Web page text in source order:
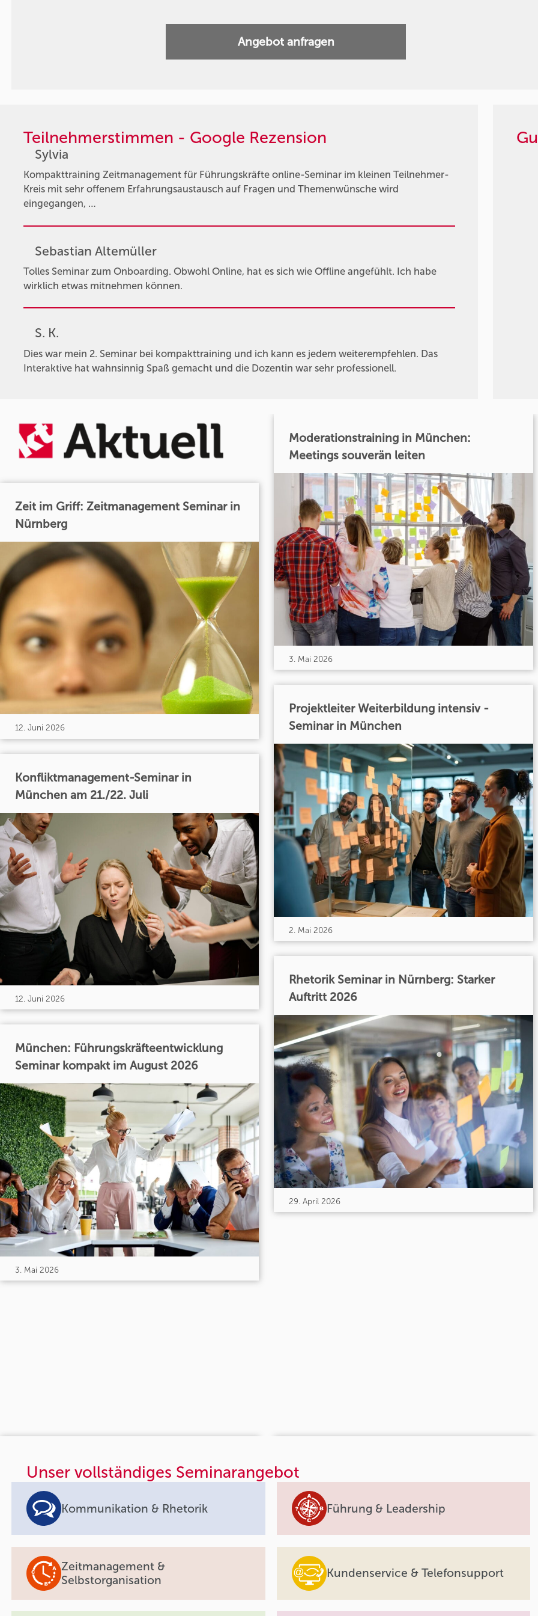
Angebot anfragen
Teilnehmerstimmen - Google Rezension
Sylvia
Kompakttraining Zeitmanagement für Führungskräfte online-Seminar im kleinen Teilnehmer-
Kreis mit sehr offenem Erfahrungsaustausch auf Fragen und Themenwünsche wird
eingegangen, …
Sebastian Altemüller
Tolles Seminar zum Onboarding. Obwohl Online, hat es sich wie Offline angefühlt. Ich habe
wirklich etwas mitnehmen können.
S. K.
Dies war mein 2. Seminar bei kompakttraining und ich kann es jedem weiterempfehlen. Das
Interaktive hat wahnsinnig Spaß gemacht und die Dozentin war sehr professionell.
Zeit im Griff: Zeitmanagement Seminar in
Nürnberg
12. Juni 2026
Konfliktmanagement-Seminar in
München am 21./22. Juli
12. Juni 2026
München: Führungskräfteentwicklung
Seminar kompakt im August 2026
3. Mai 2026
Moderationstraining in München:
Meetings souverän leiten
3. Mai 2026
Projektleiter Weiterbildung intensiv -
Seminar in München
2. Mai 2026
Rhetorik Seminar in Nürnberg: Starker
Auftritt 2026
29. April 2026
Unser vollständiges Seminarangebot
Kommunikation & Rhetorik Führung & Leadership
Zeitmanagement &
Selbstorganisation
Kundenservice & Telefonsupport